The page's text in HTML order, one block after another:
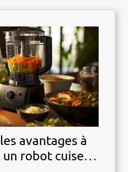
avantages à
un robot cuiseur